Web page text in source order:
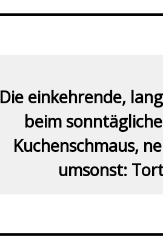
Die einkehrende,
beim
Kuchenschmaus,
umsonst: